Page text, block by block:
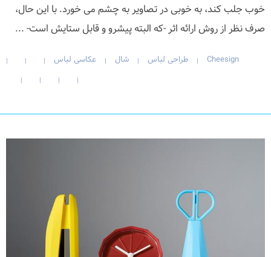
خوب جلب کند، به خوبی در تصاویر به چشم می خورد. با این حال،
صرف نظر از روش ارائه اثر -که البته پیشرو و قابل ستایش است- ...
Cheesign
| طراحی لباس | شال | عکاسی لباس |
|
|
|
|
|
|